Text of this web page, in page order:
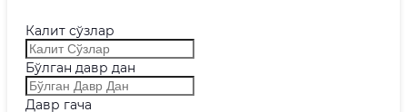
Калит сўзлар
Бўлган давр дан
Давр гача